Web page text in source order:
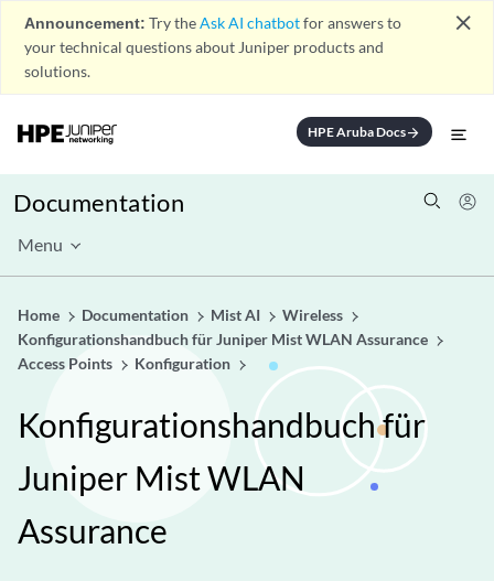
Announcement: Try theAsk AI chatbotfor answers to
your technical questions about Juniper products and
solutions.
close
HPE Aruba Docsarrow_forward
Documentation
Menu
Home Documentation Mist AI
Wireless
Konfigurationshandbuch für Juniper Mist WLAN Assurance
Access Points
Konfiguration
Konfigurationshandbuch für
Juniper Mist WLAN
Assurance